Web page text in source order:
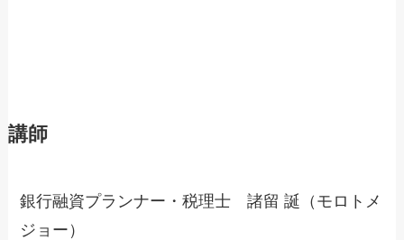
講師
銀行融資プランナー・税理士 諸留 誕（モロトメ
ジョー）